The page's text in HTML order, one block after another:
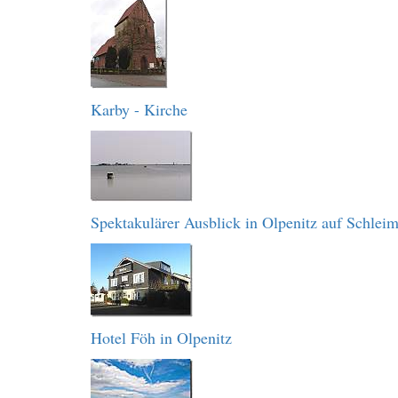
Karby - Kirche
Spektakulärer Ausblick in Olpenitz auf
Hotel Föh in Olpenitz